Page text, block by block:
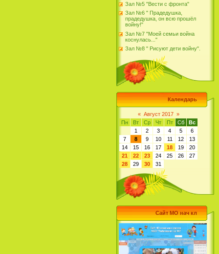
Зал №5 "Вести с фронта"
Зал №6 " Прадедушка,
прадедушка, он всю прошёл
войну!"
Зал №7 "Моей семьи война
коснулась..."
Зал №8 " Рисуют дети войну".
Календарь
« Август 2017 »
Пн
Вт Ср Чт Пт Сб
Вс
1
2 3 4 5
6
7
8 9 10 11 12
13
14
15 16 17 18 19
20
21
22 23 24 25 26
27
28
29 30 31
Сайт МО нач кл